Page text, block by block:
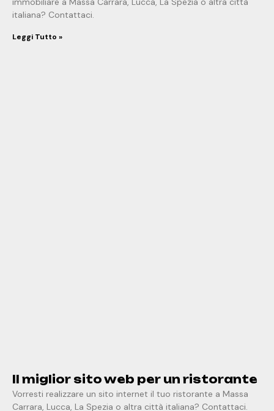
italiana? Contattaci.
Leggi Tutto »
Il miglior sito web per un ristorante
Vorresti realizzare un sito internet il tuo ristorante a Massa
Carrara, Lucca, La Spezia o altra città italiana? Contattaci.